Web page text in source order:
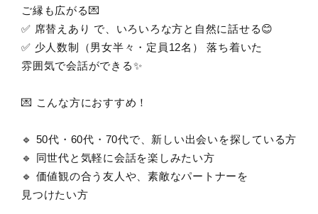
ご縁も広がる💌
✅ 席替えあり で、いろいろな方と自然に話せる😊
✅ 少人数制（男女半々・定員12名） 落ち着いた
雰囲気で会話ができる✨
💌 こんな方におすすめ！
🔹 50代・60代・70代で、新しい出会いを探している方
🔹 同世代と気軽に会話を楽しみたい方
🔹 価値観の合う友人や、素敵なパートナーを
見つけたい方